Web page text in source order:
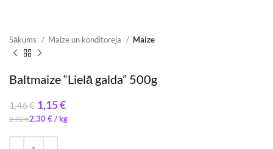
Sākums Maize un konditoreja Maize
Baltmaize “Lielā galda” 500g
1,46€ 1,15€
2,92€2,30€/